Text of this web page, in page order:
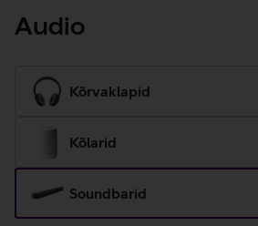
Audio
Kõrvaklapid
Kõlarid
Soundbarid